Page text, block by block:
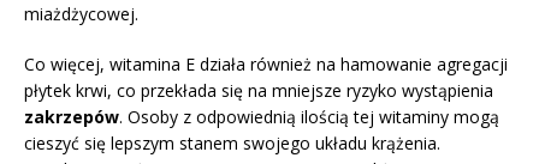
miażdżycowej.
Co więcej, witamina E działa również na hamowanie agregacji
płytek krwi, co przekłada się na mniejsze ryzyko wystąpienia
zakrzepów. Osoby z odpowiednią ilością tej witaminy mogą
cieszyć się lepszym stanem swojego układu krążenia.